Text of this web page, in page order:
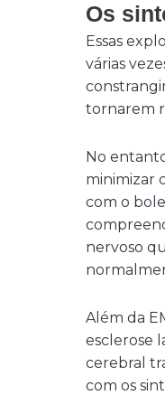
Os
Essas
várias
tornarem
No
minimizar
com o
nervoso
Além da
esclerose
cerebral
com os